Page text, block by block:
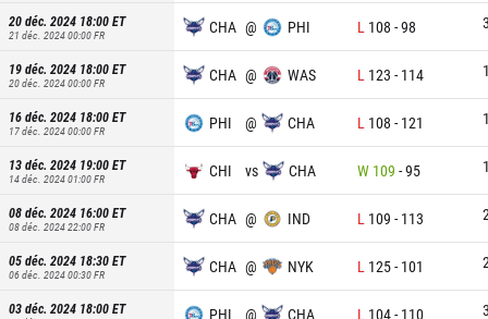
20 déc. 2024 18:00ET
21 déc. 2024 00:00FR CHA @ PHI L 108 -98
19 déc. 2024 18:00ET
20 déc. 2024 00:00FR CHA @ WAS L 123 - 114
16 déc. 2024 18:00ET
17 déc. 2024 00:00FR PHI @ CHA L 108 - 121
13 déc. 2024 19:00ET
14 déc. 2024 01:00FR CHI vs CHA W 109 -95
08 déc. 2024 16:00ET
08 déc. 2024 22:00FR CHA @ IND L 109 - 113
05 déc. 2024 18:30ET
06 déc. 2024 00:30FR CHA @ NYK L 125- 101
03 déc. 2024 18:00ET PHI @ CHA L 104- 110